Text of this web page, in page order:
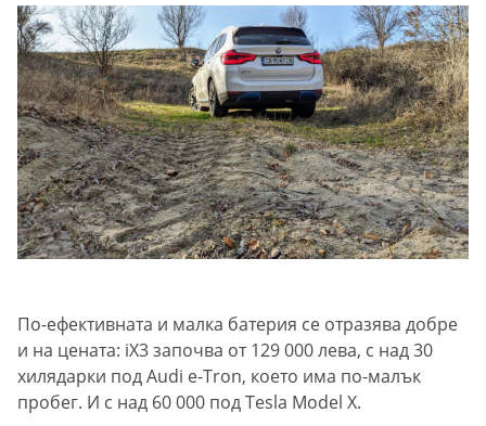
По-ефективната и малка батерия се отразява добре
и на цената: iX3 започва от 129 000 лева, с над 30
хилядарки под Аudi e-Tron, което има по-малък
пробег. И с над 60 000 под Теsla Model X.